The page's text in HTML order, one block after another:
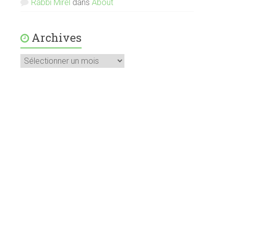
Rabbi Mirel dansAbout
Archives
Archives